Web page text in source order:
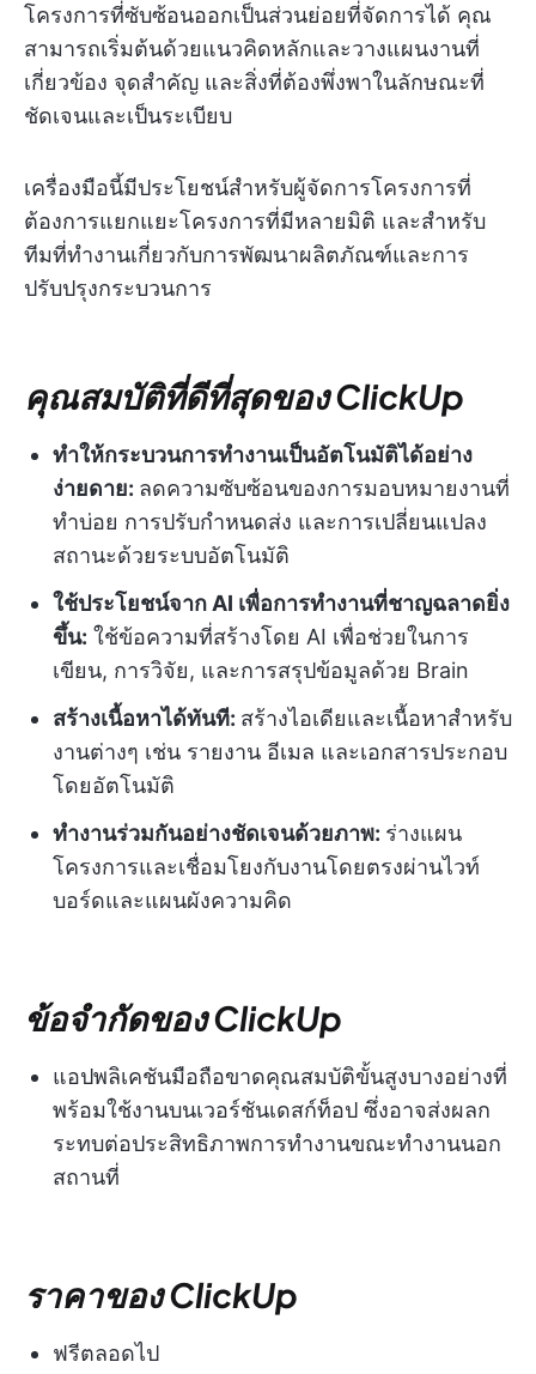
โครงการที่ซับซ้อนออกเป็นส่วนย่อยที่จัดการได้ คุณ
สามารถเริ่มต้นด้วยแนวคิดหลักและวางแผนงานที่
เกี่ยวข้อง จุดสำคัญ และสิ่งที่ต้องพึ่งพาในลักษณะที่
ชัดเจนและเป็นระเบียบ
เครื่องมือนี้มีประโยชน์สำหรับผู้จัดการโครงการที่
ต้องการแยกแยะโครงการที่มีหลายมิติ และสำหรับ
ทีมที่ทำงานเกี่ยวกับการพัฒนาผลิตภัณฑ์และการ
ปรับปรุงกระบวนการ
คุณสมบัติที่ดีที่สุดของ ClickUp
ทำให้กระบวนการทำงานเป็นอัตโนมัติได้อย่าง
ง่ายดาย: ลดความซับซ้อนของการมอบหมายงานที่
ทำบ่อย การปรับกำหนดส่ง และการเปลี่ยนแปลง
สถานะด้วยระบบอัตโนมัติ
ใช้ประโยชน์จาก AI เพื่อการทำงานที่ชาญฉลาดยิ่ง
ขึ้น: ใช้ข้อความที่สร้างโดย AI เพื่อช่วยในการ
เขียน, การวิจัย, และการสรุปข้อมูลด้วย Brain
สร้างเนื้อหาได้ทันที: สร้างไอเดียและเนื้อหาสำหรับ
งานต่างๆ เช่น รายงาน อีเมล และเอกสารประกอบ
โดยอัตโนมัติ
ทำงานร่วมกันอย่างชัดเจนด้วยภาพ: ร่างแผน
โครงการและเชื่อมโยงกับงานโดยตรงผ่านไวท์
บอร์ดและแผนผังความคิด
ข้อจำกัดของ ClickUp
แอปพลิเคชันมือถือขาดคุณสมบัติขั้นสูงบางอย่างที่
พร้อมใช้งานบนเวอร์ชันเดสก์ท็อป ซึ่งอาจส่งผลก
ระทบต่อประสิทธิภาพการทำงานขณะทำงานนอก
สถานที่
ราคาของ ClickUp
ฟรีตลอดไป